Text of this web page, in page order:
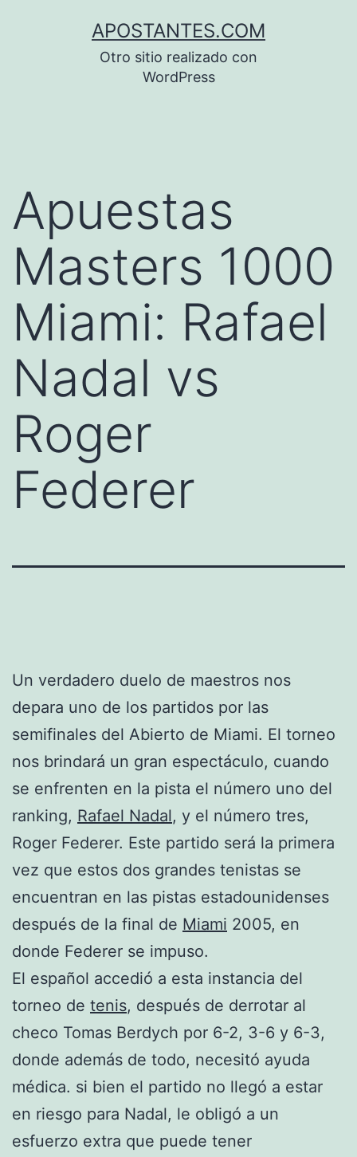
APOSTANTES.COM
Otro sitio realizado con
WordPress
Apuestas
Masters 1000
Miami: Rafael
Nadal vs
Roger
Federer
Un verdadero duelo de maestros nos
depara uno de los partidos por las
semifinales del Abierto de Miami. El torneo
nos brindará un gran espectáculo, cuando
se enfrenten en la pista el número uno del
ranking, Rafael Nadal, y el número tres,
Roger Federer. Este partido será la primera
vez que estos dos grandes tenistas se
encuentran en las pistas estadounidenses
después de la final de Miami 2005, en
donde Federer se impuso.
El español accedió a esta instancia del
torneo de tenis, después de derrotar al
checo Tomas Berdych por 6-2, 3-6 y 6-3,
donde además de todo, necesitó ayuda
médica. si bien el partido no llegó a estar
en riesgo para Nadal, le obligó a un
esfuerzo extra que puede tener